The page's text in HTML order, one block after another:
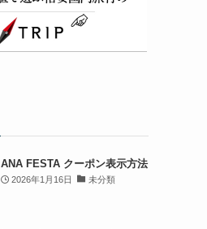
ANA FESTA クーポン表示方法
2026年1月16日 未分類